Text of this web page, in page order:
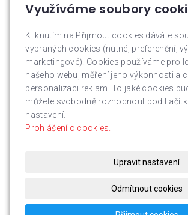
Využíváme soubory
Kliknutím na Přijmout cookies dáváte
vybraných cookies (nutné, preferenční,
marketingové). Cookies používáme pro
našeho webu, měření jeho výkonnosti a
personalizaci reklam. To jaké cookies
můžete svobodně rozhodnout pod
nastavení.
Prohlášení o cookies.
Upravit nastavení
Odmítnout cookies